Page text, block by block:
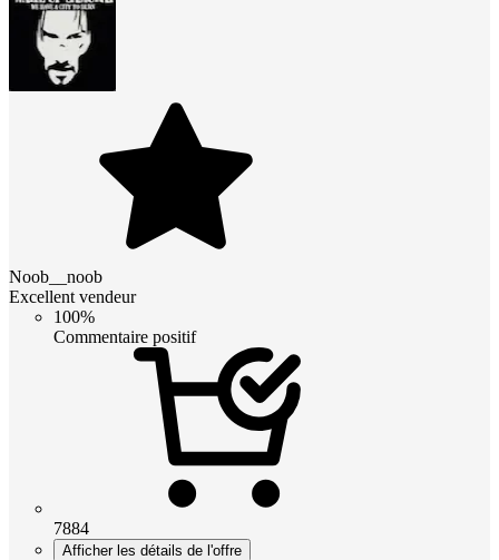
Noob__noob
Excellent vendeur
100%
Commentaire positif
7884
Afficher les détails de l'offre